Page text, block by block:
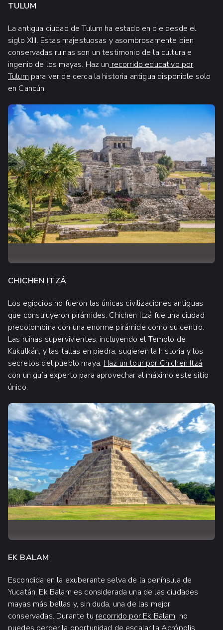
TULUM
La antigua ciudad de Tulum ha estado en pie desde el
siglo XIII. Estas majestuosas y asombrosamente bien
conservadas ruinas son un testimonio de la cultura e
ingenio de los mayas. Haz un recorrido educativo por
Tulum para ver de cerca la historia antigua disponible solo
en Cancún.
CHICHEN ITZÁ
Los egipcios no fueron las únicas civilizaciones antiguas
que construyeron pirámides. Chichen Itzá fue una ciudad
precolombina con una enorme pirámide como su centro.
Las ruinas supervivientes, incluyendo el Templo de
Kukulkán, y las tallas en piedra, sugieren la historia y los
secretos del pueblo maya. Haz un tour por Chichen Itzá
con un guía experto para aprovechar al máximo este sitio
único.
EK BALAM
Escondida en la exuberante selva de la península de
Yucatán, Ek Balam es considerada una de las ciudades
mayas más bellas y, sin duda, una de las mejor
conservadas. Durante tu recorrido por Ek Balam, no